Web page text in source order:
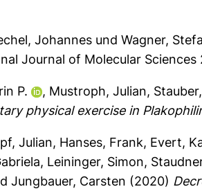
Johannes undWagner,
Journal of Molecular Sciences
P. , Mustroph, Julian,
physical exercise in
Julian, Hanses, Frank, Evert,
, Leininger, Simon,
Jungbauer, Carsten (2020)